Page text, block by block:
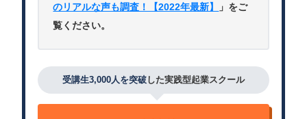
のリアルな声も調査！【2022年最新】
」をご
覧ください。
受講生3,000人を突破 した実践型起業スクール